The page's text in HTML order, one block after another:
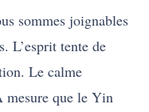
sommes joignables
L’esprit tente de
Le calme
mesure que le Yin